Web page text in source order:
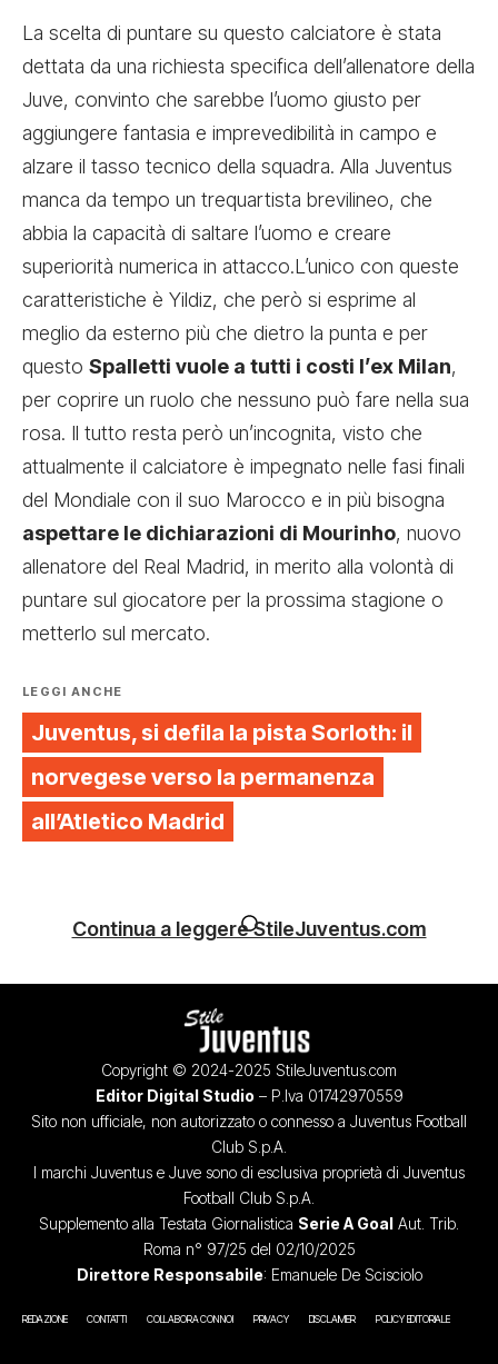
La scelta di puntare su questo calciatore è stata
dettata da una richiesta specifica dell’allenatore della
Juve, convinto che sarebbe l’uomo giusto per
aggiungere fantasia e imprevedibilità in campo e
alzare il tasso tecnico della squadra. Alla Juventus
manca da tempo un trequartista brevilineo, che
abbia la capacità di saltare l’uomo e creare
superiorità numerica in attacco.L’unico con queste
caratteristiche è Yildiz, che però si esprime al
meglio da esterno più che dietro la punta e per
questo Spalletti vuole a tutti i costi l’ex Milan,
per coprire un ruolo che nessuno può fare nella sua
rosa. Il tutto resta però un’incognita, visto che
attualmente il calciatore è impegnato nelle fasi finali
del Mondiale con il suo Marocco e in più bisogna
aspettare le dichiarazioni di Mourinho, nuovo
allenatore del Real Madrid, in merito alla volontà di
puntare sul giocatore per la prossima stagione o
metterlo sul mercato.
LEGGI ANCHE
Juventus, si defila la pista Sorloth: il
norvegese verso la permanenza
all’Atletico Madrid
Continua a leggere StileJuventus.com
Copyright © 2024-2025 StileJuventus.com
Editor Digital Studio – P.Iva 01742970559
Sito non ufficiale, non autorizzato o connesso a Juventus Football
Club S.p.A.
I marchi Juventus e Juve sono di esclusiva proprietà di Juventus
Football Club S.p.A.
Supplemento alla Testata Giornalistica Serie A Goal Aut. Trib.
Roma n° 97/25 del 02/10/2025
Direttore Responsabile: Emanuele De Scisciolo
REDAZIONE CONTATTI COLLABORA CON NOI PRIVACY DISCLAIMER POLICY EDITORIALE